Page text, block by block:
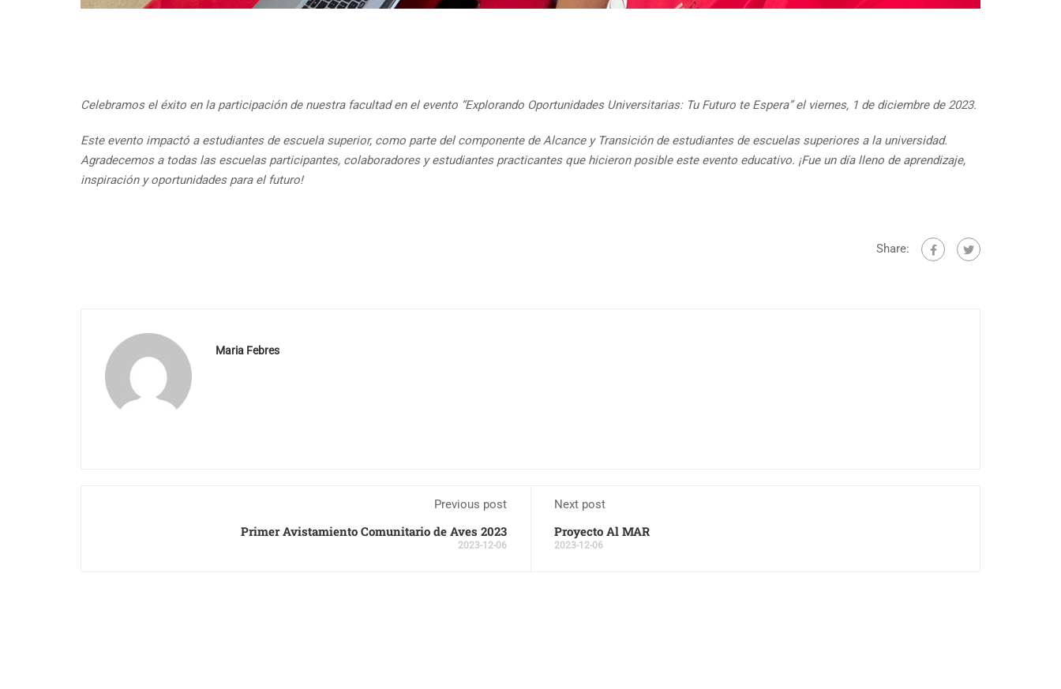
Celebramos el éxito en la participación de nuestra facultad en el evento “Explorando Oportunidades Universitarias: Tu Futuro te Espera”el viernes, 1 de diciembre de 2023.
Este evento impactó a estudiantes de escuela superior, como parte del componente de Alcance y Transición de estudiantes de escuelas superiores a la universidad.
Agradecemos a todas las escuelas participantes, colaboradores y estudiantes practicantes que hicieron posible este evento educativo. ¡Fue un día lleno de aprendizaje,
inspiración y oportunidades para el futuro!
Share:
Maria Febres
Previous post
Primer Avistamiento Comunitario de Aves 2023
2023-12-06
Next post
Proyecto Al MAR
2023-12-06